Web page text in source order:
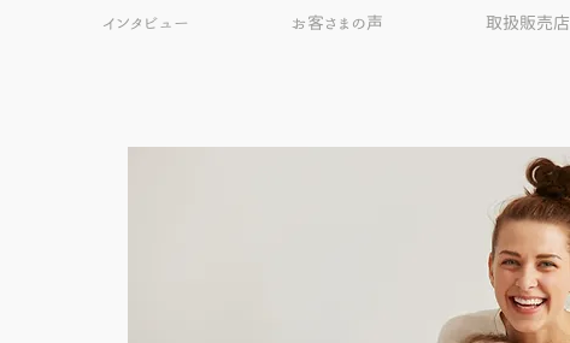
インタビュー お客さまの声 取扱販売店